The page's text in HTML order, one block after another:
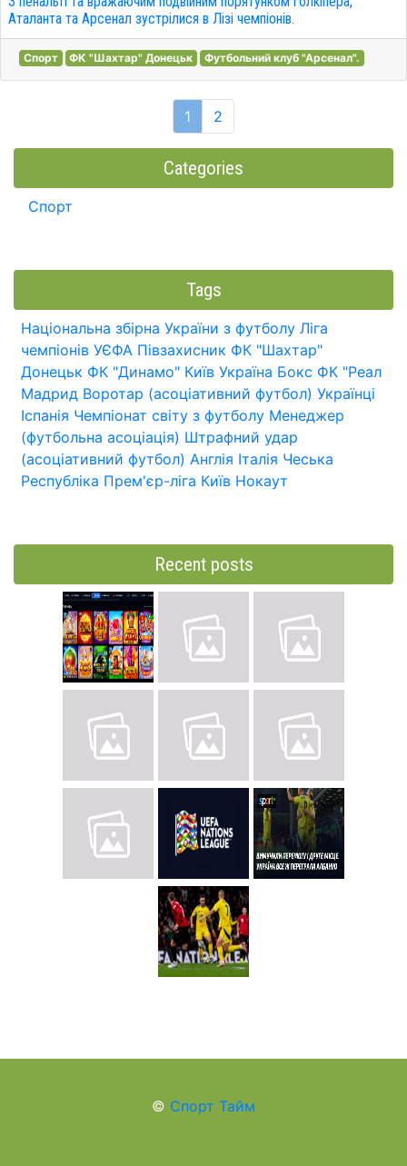
Аталанта та Арсенал зустрілися в Лізі чемпіонів.
Спорт ФК "Шахтар" Донецьк Футбольний клуб "Арсенал".
1 2
Categories
Спорт
Tags
Національна збірна України з футболу Ліга
чемпіонів УЄФА Півзахисник ФК "Шахтар"
Донецьк ФК "Динамо" Київ Україна Бокс ФК "Реал
Мадрид Воротар (асоціативний футбол) Українці
Іспанія Чемпіонат світу з футболу Менеджер
(футбольна асоціація) Штрафний удар
(асоціативний футбол) Англія Італія Чеська
Республіка Прем'єр-ліга Київ Нокаут
Recent posts
© Спорт Тайм